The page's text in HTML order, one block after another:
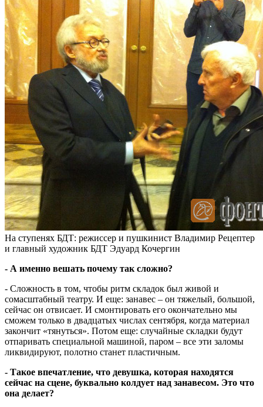
На ступенях БДТ: режиссер и пушкинист Владимир Рецептер
и главный художник БДТ Эдуард Кочергин
- А именно вешать почему так сложно?
- Сложность в том, чтобы ритм складок был живой и
сомасштабный театру. И еще: занавес – он тяжелый, большой,
сейчас он отвисает. И смонтировать его окончательно мы
сможем только в двадцатых числах сентября, когда материал
закончит «тянуться». Потом еще: случайные складки будут
отпаривать специальной машиной, паром – все эти заломы
ликвидируют, полотно станет пластичным.
- Такое впечатление, что девушка, которая находятся
сейчас на сцене, буквально колдует над занавесом. Это что
она делает?